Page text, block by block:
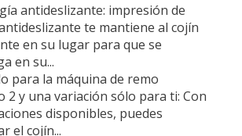
antideslizante: impresión de
te mantiene al cojín
en su lugar para que se
en su...
para la máquina de remo
2 y una variación sólo para ti: Con
disponibles, puedes
el cojín...